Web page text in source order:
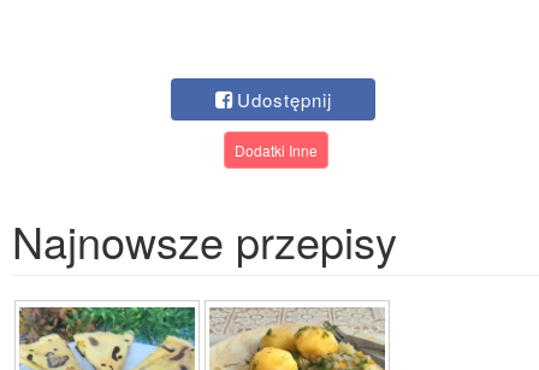
Udostępnij
Dodatki Inne
Najnowsze przepisy